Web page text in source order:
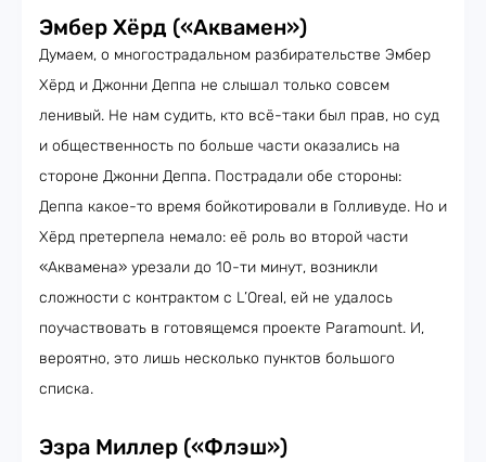
Эмбер Хёрд («Аквамен»)
Думаем, о многострадальном разбирательстве Эмбер
Хёрд и Джонни Деппа не слышал только совсем
ленивый. Не нам судить, кто всё-таки был прав, но суд
и общественность по больше части оказались на
стороне Джонни Деппа. Пострадали обе стороны:
Деппа какое-то время бойкотировали в Голливуде. Но и
Хёрд претерпела немало: её роль во второй части
«Аквамена» урезали до 10-ти минут, возникли
сложности с контрактом с L’Oreal, ей не удалось
поучаствовать в готовящемся проекте Paramount. И,
вероятно, это лишь несколько пунктов большого
списка.
Эзра Миллер («Флэш»)